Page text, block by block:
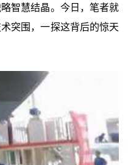
智慧结晶。今日，笔者就
突围，一探这背后的惊天